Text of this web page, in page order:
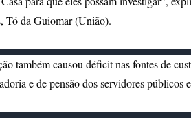
Tó da Guiomar (União).
também causou déficit nas fontes de
e de pensão dos servidores públicos